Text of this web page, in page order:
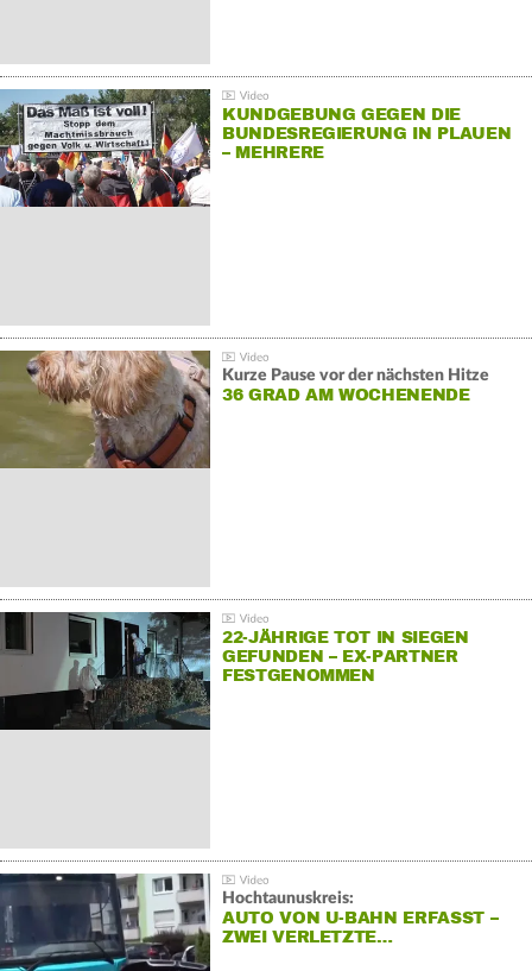
KUNDGEBUNG GEGEN DIE
BUNDESREGIERUNG IN PLAUEN
– MEHRERE
Kurze Pause vor der nächsten Hitze
36 GRAD AM WOCHENENDE
22-JÄHRIGE TOT IN SIEGEN
GEFUNDEN – EX-PARTNER
FESTGENOMMEN
Hochtaunuskreis:
AUTO VON U-BAHN ERFASST –
ZWEI VERLETZTE…